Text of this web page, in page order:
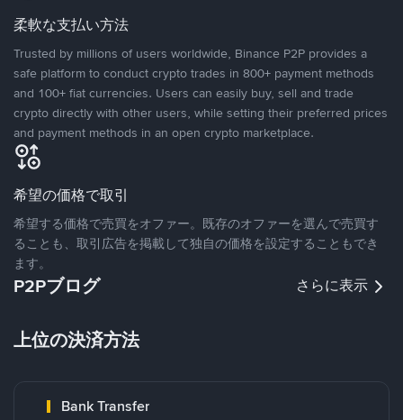
柔軟な支払い方法
Trusted by millions of users worldwide, Binance P2P provides a
safe platform to conduct crypto trades in 800+ payment methods
and 100+ fiat currencies. Users can easily buy, sell and trade
crypto directly with other users, while setting their preferred prices
and payment methods in an open crypto marketplace.
希望の価格で取引
希望する価格で売買をオファー。既存のオファーを選んで売買す
ることも、取引広告を掲載して独自の価格を設定することもでき
ます。
P2Pブログ さらに表示
上位の決済方法
Bank Transfer